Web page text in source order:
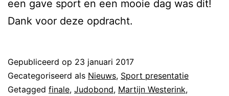
een gave sport en een mooie dag was dit!
Dank voor deze opdracht.
Gepubliceerd op 23 januari 2017
Gecategoriseerd als Nieuws, Sport presentatie
Getagged finale, Judobond, Martijn Westerink,